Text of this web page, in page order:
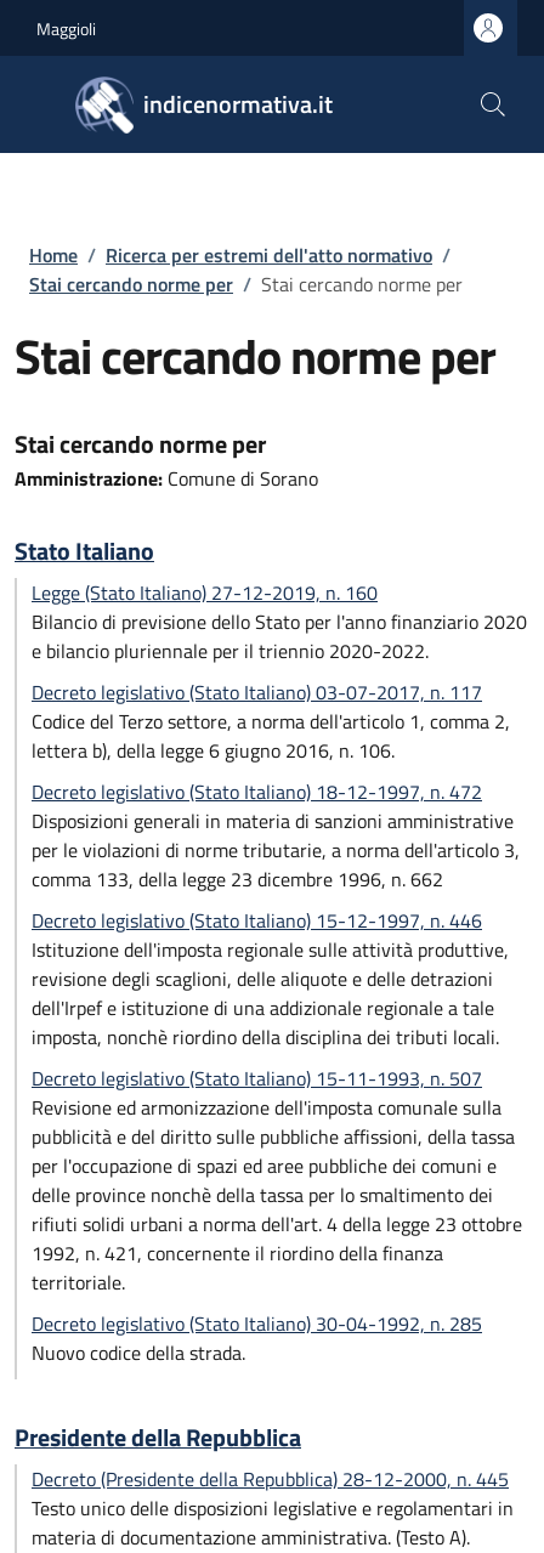
Maggioli
indicenormativa.it
Briciole di pane
Home / Ricerca per estremi dell'atto normativo /
Stai cercando norme per / Stai cercando norme per
Stai cercando norme per
Stai cercando norme per
Amministrazione: Comune di Sorano
Stato Italiano
Legge (Stato Italiano) 27-12-2019, n. 160
Bilancio di previsione dello Stato per l'anno finanziario 2020
e bilancio pluriennale per il triennio 2020-2022.
Decreto legislativo (Stato Italiano) 03-07-2017, n. 117
Codice del Terzo settore, a norma dell'articolo 1, comma 2,
lettera b), della legge 6 giugno 2016, n. 106.
Decreto legislativo (Stato Italiano) 18-12-1997, n. 472
Disposizioni generali in materia di sanzioni amministrative
per le violazioni di norme tributarie, a norma dell'articolo 3,
comma 133, della legge 23 dicembre 1996, n. 662
Decreto legislativo (Stato Italiano) 15-12-1997, n. 446
Istituzione dell'imposta regionale sulle attività produttive,
revisione degli scaglioni, delle aliquote e delle detrazioni
dell'Irpef e istituzione di una addizionale regionale a tale
imposta, nonchè riordino della disciplina dei tributi locali.
Decreto legislativo (Stato Italiano) 15-11-1993, n. 507
Revisione ed armonizzazione dell'imposta comunale sulla
pubblicità e del diritto sulle pubbliche affissioni, della tassa
per l'occupazione di spazi ed aree pubbliche dei comuni e
delle province nonchè della tassa per lo smaltimento dei
rifiuti solidi urbani a norma dell'art. 4 della legge 23 ottobre
1992, n. 421, concernente il riordino della finanza
territoriale.
Decreto legislativo (Stato Italiano) 30-04-1992, n. 285
Nuovo codice della strada.
Presidente della Repubblica
Decreto (Presidente della Repubblica) 28-12-2000, n. 445
Testo unico delle disposizioni legislative e regolamentari in
materia di documentazione amministrativa. (Testo A).